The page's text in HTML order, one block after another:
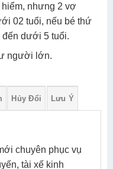
nhưng 2 vợ
02 tuổi, nếu bé thứ
đến dưới 5 tuổi.
người lớn.
Hủy Đổi Lưu Ý
chuyên phục vụ
tài xế kinh